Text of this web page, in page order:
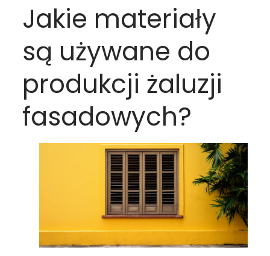
Jakie materiały
są używane do
produkcji żaluzji
fasadowych?